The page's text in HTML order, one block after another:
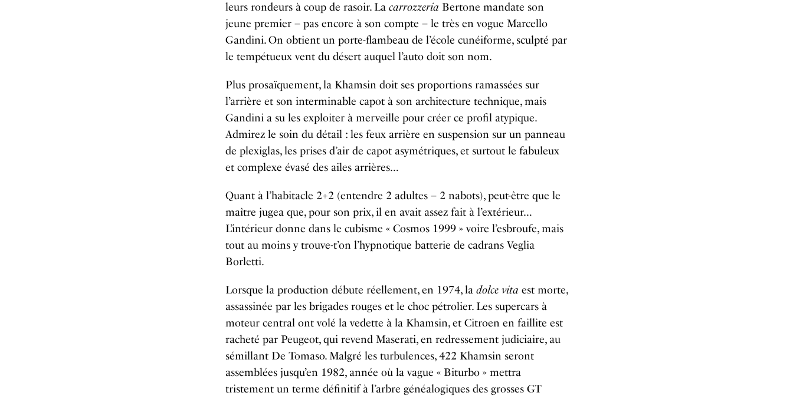
leurs rondeurs à coup de rasoir. La carrozzeria Bertone mandate son
jeune premier – pas encore à son compte – le très en vogue Marcello
Gandini. On obtient un porte-flambeau de l’école cunéiforme, sculpté par
le tempétueux vent du désert auquel l’auto doit son nom.
Plus prosaïquement, la Khamsin doit ses proportions ramassées sur
l’arrière et son interminable capot à son architecture technique, mais
Gandini a su les exploiter à merveille pour créer ce profil atypique.
Admirez le soin du détail : les feux arrière en suspension sur un panneau
de plexiglas, les prises d’air de capot asymétriques, et surtout le fabuleux
et complexe évasé des ailes arrières…
Quant à l’habitacle 2+2 (entendre 2 adultes – 2 nabots), peut-être que le
maître jugea que, pour son prix, il en avait assez fait à l’extérieur…
L’intérieur donne dans le cubisme « Cosmos 1999 » voire l’esbroufe, mais
tout au moins y trouve-t’on l’hypnotique batterie de cadrans Veglia
Borletti.
Lorsque la production débute réellement, en 1974, la dolce vita est morte,
assassinée par les brigades rouges et le choc pétrolier. Les supercars à
moteur central ont volé la vedette à la Khamsin, et Citroen en faillite est
racheté par Peugeot, qui revend Maserati, en redressement judiciaire, au
sémillant De Tomaso. Malgré les turbulences, 422 Khamsin seront
assemblées jusqu’en 1982, année où la vague « Biturbo » mettra
tristement un terme définitif à l’arbre généalogiques des grosses GT